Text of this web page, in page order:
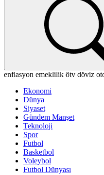
enflasyon emeklilik ötv döviz
Ekonomi
Dünya
Siyaset
Gündem Manşet
Teknoloji
Spor
Futbol
Basketbol
Voleybol
Futbol Dünyası